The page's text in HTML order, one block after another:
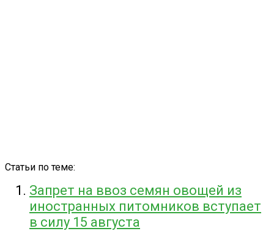
Статьи по теме:
Запрет на ввоз семян овощей из
иностранных питомников вступает
в силу 15 августа